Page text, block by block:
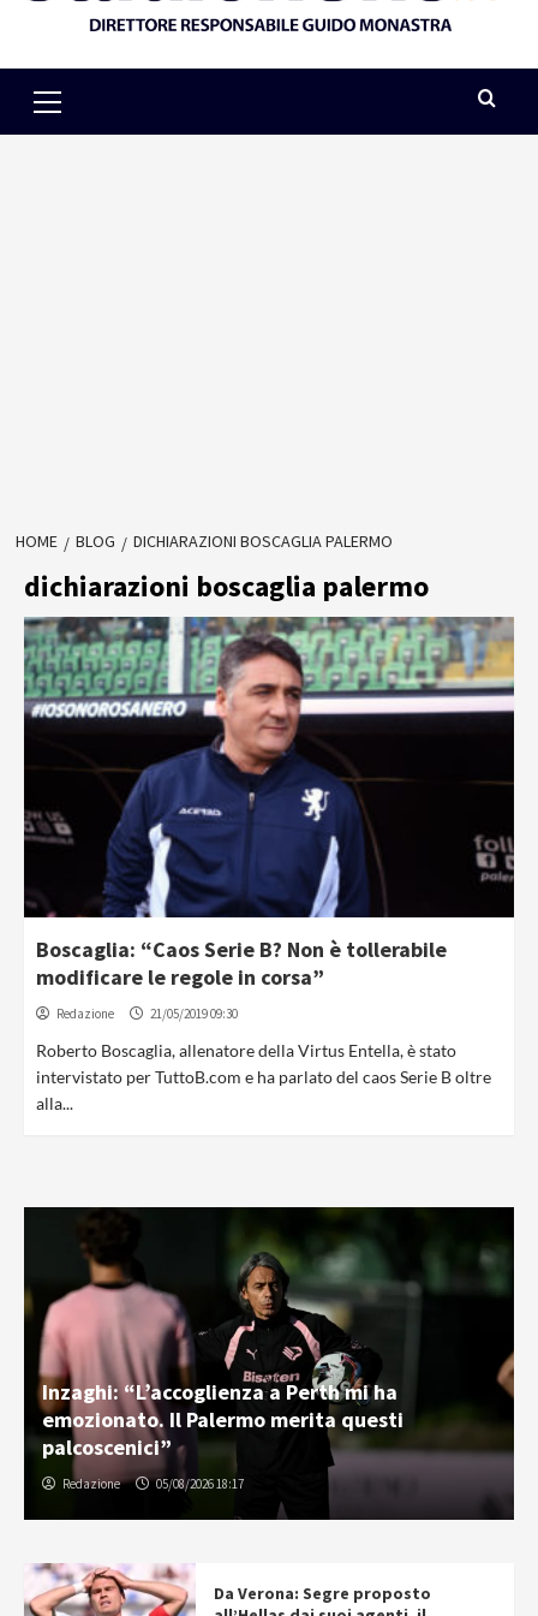
Menu
HOME BLOG DICHIARAZIONI BOSCAGLIA PALERMO
dichiarazioni boscaglia palermo
Boscaglia: “Caos Serie B? Non è tollerabile
modificare le regole in corsa”
Redazione 21/05/2019 09:30
Roberto Boscaglia, allenatore della Virtus Entella, è stato
intervistato per TuttoB.com e ha parlato del caos Serie B oltre
alla...
Inzaghi: “L’accoglienza a Perth mi ha
emozionato. Il Palermo merita questi
palcoscenici”
Redazione 05/08/2026 18:17
Da Verona: Segre proposto